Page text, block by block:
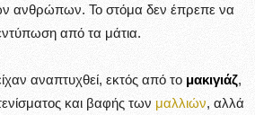
ανθρώπων. Το στόμα δεν έπρεπε να
από τα μάτια.
αναπτυχθεί, εκτός από το μακιγιάζ,
και βαφής των μαλλιών, αλλά